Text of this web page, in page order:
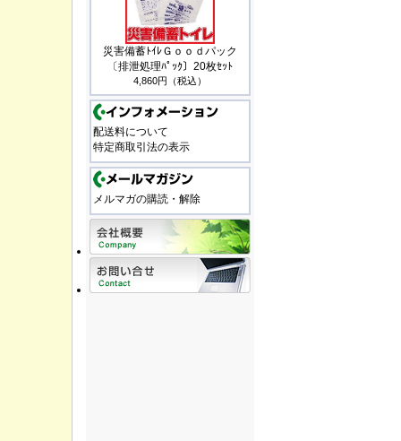
災害備蓄ﾄｲﾚＧｏｏｄパック
〔排泄処理ﾊﾟｯｸ〕20枚ｾｯﾄ
4,860円（税込）
配送料について
特定商取引法の表示
メルマガの購読・解除